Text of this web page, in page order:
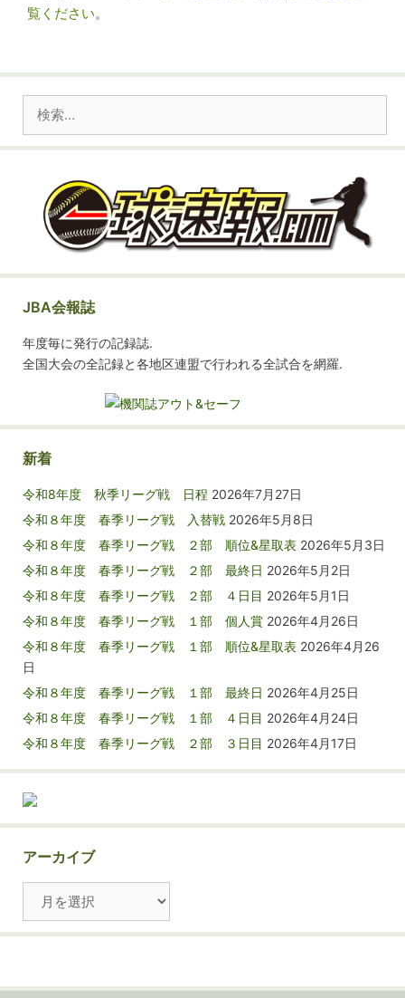
覧ください。
JBA会報誌
年度毎に発行の記録誌.
全国大会の全記録と各地区連盟で行われる全試合を網羅.
新着
令和8年度 秋季リーグ戦 日程 2026年7月27日
令和８年度 春季リーグ戦 入替戦 2026年5月8日
令和８年度 春季リーグ戦 ２部 順位&星取表 2026年5月3日
令和８年度 春季リーグ戦 ２部 最終日 2026年5月2日
令和８年度 春季リーグ戦 ２部 ４日目 2026年5月1日
令和８年度 春季リーグ戦 １部 個人賞 2026年4月26日
令和８年度 春季リーグ戦 １部 順位&星取表 2026年4月26
日
令和８年度 春季リーグ戦 １部 最終日 2026年4月25日
令和８年度 春季リーグ戦 １部 ４日目 2026年4月24日
令和８年度 春季リーグ戦 ２部 ３日目 2026年4月17日
アーカイブ
カ